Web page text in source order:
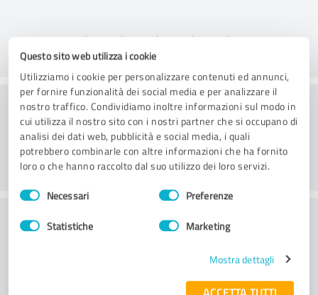
Questo sito web utilizza i cookie
Utilizziamo i cookie per personalizzare contenuti ed annunci,
per fornire funzionalità dei social media e per analizzare il
nostro traffico. Condividiamo inoltre informazioni sul modo in
cui utilizza il nostro sito con i nostri partner che si occupano di
analisi dei dati web, pubblicità e social media, i quali
potrebbero combinarle con altre informazioni che ha fornito
loro o che hanno raccolto dal suo utilizzo dei loro servizi.
Selezione
del
Necessari Preferenze
Statistiche Marketing
Mostra dettagli
ACCETTA TUTTI
Consulenza
Servizio clienti